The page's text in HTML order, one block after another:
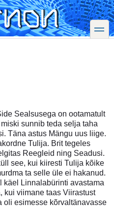
toggle
Sealsusega on ootamatult
sunnib teda selja taha
Täna astus Mängu uus liige.
Tulija. Brit tegeles
Reegleid ning Seadusi.
see, kui kiiresti Tulija kõike
ta selle üle ei hakanud.
käel Linnalabürinti avastama
kui viimane taas Viirastust
oli esimesse kõrvaltänavasse